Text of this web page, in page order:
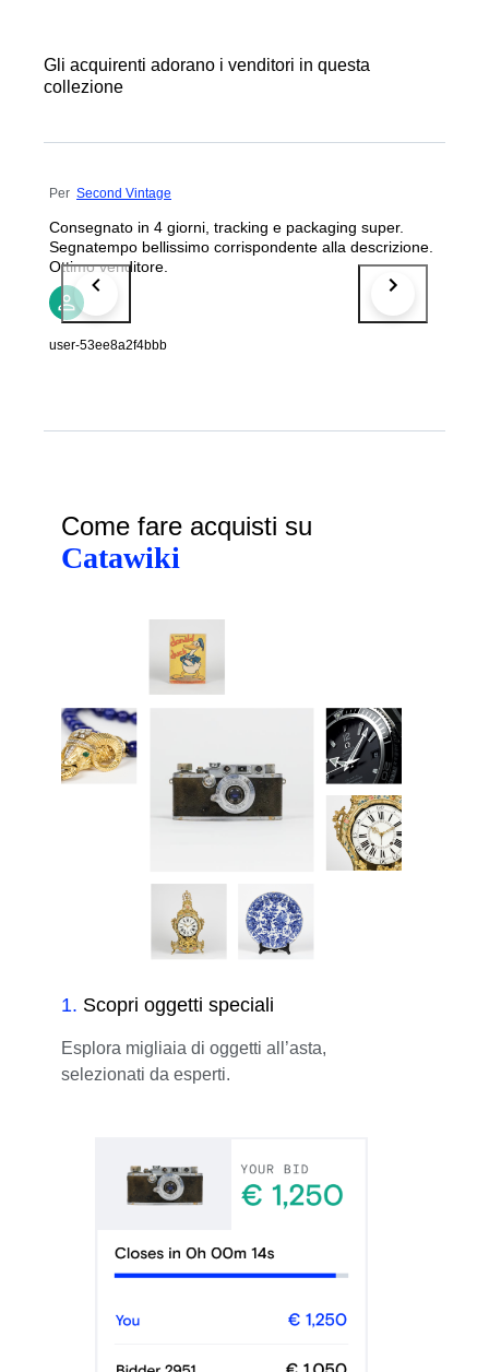
Gli acquirenti adorano i venditori in questa
collezione
Per Second Vintage
Consegnato in 4 giorni, tracking e packaging super.
Segnatempo bellissimo corrispondente alla descrizione.
Ottimo venditore.
user-53ee8a2f4bbb
Come fare acquisti su
Catawiki
1. Scopri oggetti speciali
Esplora migliaia di oggetti all’asta,
selezionati da esperti.